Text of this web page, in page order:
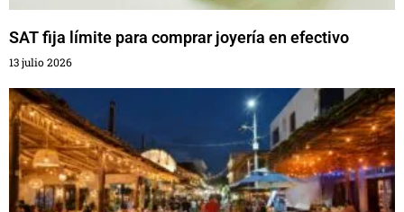
SAT fija límite para comprar joyería en efectivo
13 julio 2026